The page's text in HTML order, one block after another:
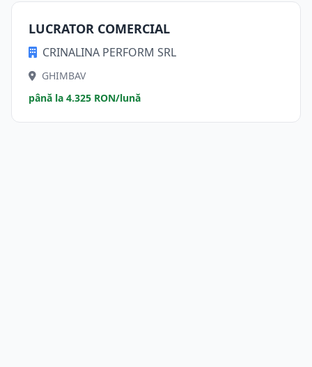
LUCRATOR COMERCIAL
CRINALINA PERFORM SRL
GHIMBAV
până la 4.325 RON/lună